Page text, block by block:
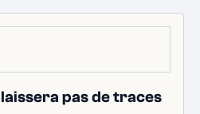
pas de traces